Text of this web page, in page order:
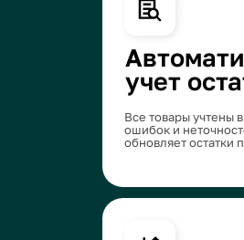
Легко настраивайте
товаров, а также
(размеры, цвета и